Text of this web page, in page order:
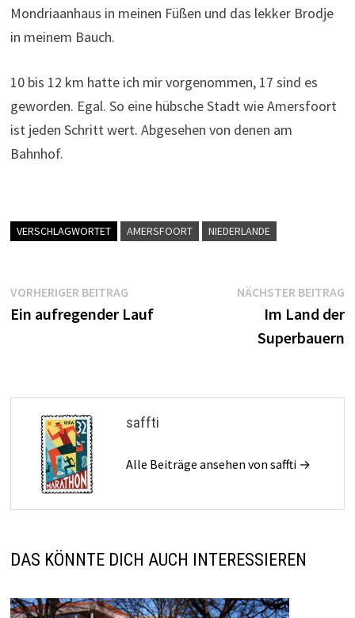
Mondriaanhaus in meinen Füßen und das lekker Brodje
in meinem Bauch.
10 bis 12 km hatte ich mir vorgenommen, 17 sind es
geworden. Egal. So eine hübsche Stadt wie Amersfoort
ist jeden Schritt wert. Abgesehen von denen am
Bahnhof.
VERSCHLAGWORTET AMERSFOORT NIEDERLANDE
Beitragsnavigation
VORHERIGER BEITRAGVorheriger
Beitrag:
Ein aufregender Lauf
NÄCHSTER BEITRAG
Im Land der
Superbauern
saffti
Alle Beiträge ansehen von saffti →
DAS KÖNNTE DICH AUCH INTERESSIEREN